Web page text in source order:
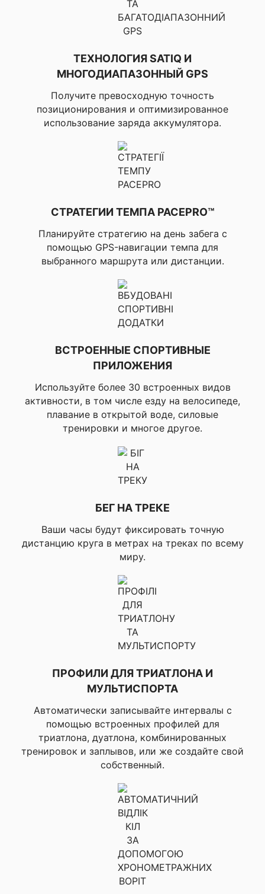
▸Совместимость с
шагомером,
▸Расчет дистанции до
передней, задней и
▸Расчет дистанции до
помех и изгибов,
▸Расчет дальности
расстояние в ярдах из
площадке), ▸Цифровая
карта результатов,
статистики (удары,
за 1 раунд, удары с
грина/фервея), ▸Garmin
Autoshot,
▸Автоматическое
направления удара,
▸Просмотр грина с
ручным размещением
лунок, ▸Помехи и цели
▸Гандикап в счете,
▸Таймер раунда/
одометр,
автоматическим
отслеживанием
клюшек (нужен
аксессуар),
✔ ДЛЯ АКТИВНОСТЕЙ
НА ПРИРОДЕ
▸Пошаговая навигация,
▸Создание трека по
точкам в режиме
реального времени,
начальной точке,
▸TracBack, ▸UltraTrac,
▸Профиль высот,
назначения,
▸Предупреждение о
▸Вертикальная
скорость (скорость
времени), ▸Всего
восхождений/спусков,
▸Таймер отдыха
(только ультра-бег),
▸Автоматический
отдых, ▸План будущего
рыболовный
▸Маршруты, ▸Круг на
велосипеде и
ТЕХНОЛОГИЯ SATIQ И
МНОГОДИАПАЗОННЫЙ GPS
Получите превосходную точность
позиционирования и оптимизированное
использование заряда аккумулятора.
СТРАТЕГИИ ТЕМПА PACEPRO™
Планируйте стратегию на день забега с
помощью GPS-навигации темпа для
выбранного маршрута или дистанции.
ВСТРОЕННЫЕ СПОРТИВНЫЕ
ПРИЛОЖЕНИЯ
Используйте более 30 встроенных видов
активности, в том числе езду на велосипеде,
плавание в открытой воде, силовые
тренировки и многое другое.
БЕГ НА ТРЕКЕ
Ваши часы будут фиксировать точную
дистанцию круга в метрах на треках по всему
миру.
ПРОФИЛИ ДЛЯ ТРИАТЛОНА И
МУЛЬТИСПОРТА
Автоматически записывайте интервалы с
помощью встроенных профилей для
триатлона, дуатлона, комбинированных
тренировок и заплывов, или же создайте свой
собственный.